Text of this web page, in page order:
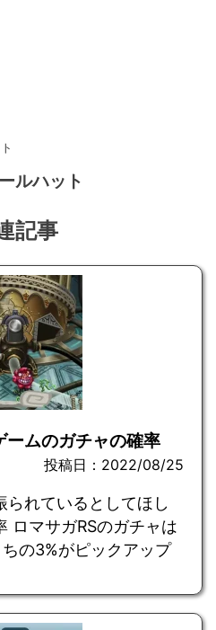
ルハット
記事
ームのガチャの確率
投稿日：2022/08/25
られているとしてほし
ロマサガRSのガチャは
の3%がピックアップ